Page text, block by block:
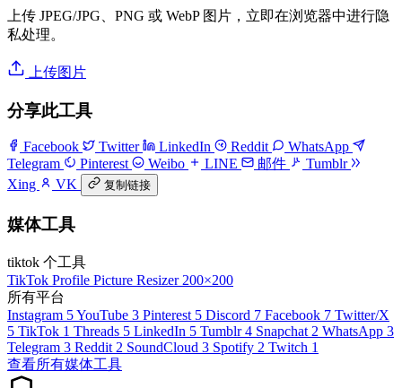
上传 JPEG/JPG、PNG 或 WebP 图片，立即在浏览器中进行隐
私处理。
上传图片
分享此工具
Facebook Twitter LinkedIn Reddit
WhatsApp
Telegram
Pinterest Weibo LINE 邮件
Tumblr
Xing
VK 复制链接
媒体工具
tiktok 个工具
TikTok Profile Picture Resizer 200×200
所有平台
Instagram 5YouTube 3 Pinterest 5 Discord 7 Facebook 7 Twitter/X
5 TikTok 1 Threads 5 LinkedIn 5 Tumblr 4 Snapchat 2 WhatsApp 3
Telegram 3 Reddit 2 SoundCloud 3 Spotify 2 Twitch 1
查看所有媒体工具